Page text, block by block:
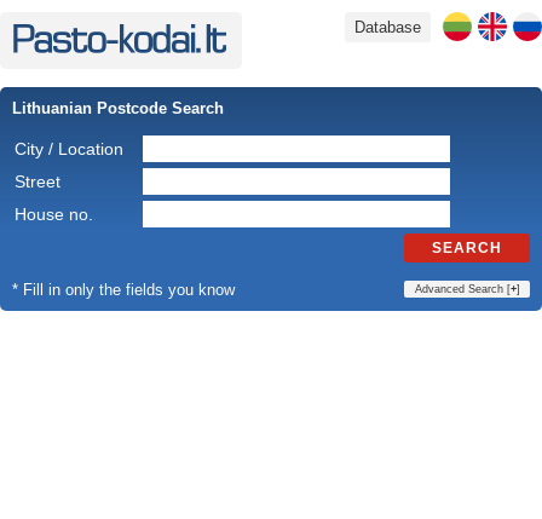
Database
Lithuanian Postcode Search
City / Location
Street
House no.
SEARCH
* Fill in only the fields you know Advanced Search [+]